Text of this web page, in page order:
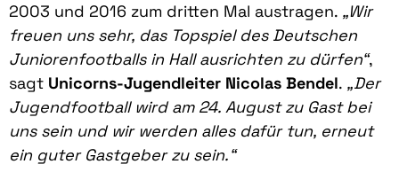
2003 und 2016 zum dritten Mal austragen. „Wir
freuen uns sehr, das Topspiel des Deutschen
Juniorenfootballs in Hall ausrichten zu dürfen“,
sagt Unicorns-Jugendleiter Nicolas Bendel. „Der
Jugendfootball wird am 24. August zu Gast bei
uns sein und wir werden alles dafür tun, erneut
ein guter Gastgeber zu sein.“